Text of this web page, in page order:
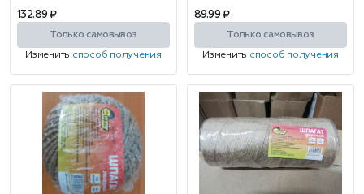
132.89 ₽
Только самовывоз
Изменить способ получения
89.99 ₽
Только самовывоз
Изменить способ получения